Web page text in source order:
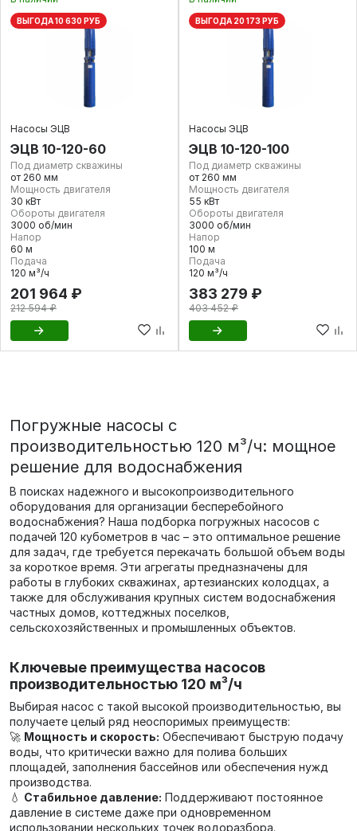
ВЫГОДА 10 630 РУБ
Насосы ЭЦВ
ЭЦВ 10-120-60
Под диаметр скважины
от 260 мм
Мощность двигателя
30 кВт
Обороты двигателя
3000 об/мин
Напор
60 м
Подача
120 м³/ч
201 964 ₽
212 594 ₽
ВЫГОДА 20 173 РУБ
Насосы ЭЦВ
ЭЦВ 10-120-100
Под диаметр скважины
от 260 мм
Мощность двигателя
55 кВт
Обороты двигателя
3000 об/мин
Напор
100 м
Подача
120 м³/ч
383 279 ₽
403 452 ₽
Погружные насосы с
производительностью 120 м³/ч: мощное
решение для водоснабжения
В поисках надежного и высокопроизводительного
оборудования для организации бесперебойного
водоснабжения? Наша подборка погружных насосов с
подачей 120 кубометров в час – это оптимальное решение
для задач, где требуется перекачать большой объем воды
за короткое время. Эти агрегаты предназначены для
работы в глубоких скважинах, артезианских колодцах, а
также для обслуживания крупных систем водоснабжения
частных домов, коттеджных поселков,
сельскохозяйственных и промышленных объектов.
Ключевые преимущества насосов
производительностью 120 м³/ч
Выбирая насос с такой высокой производительностью, вы
получаете целый ряд неоспоримых преимуществ:
🚀 Мощность и скорость: Обеспечивают быструю подачу
воды, что критически важно для полива больших
площадей, заполнения бассейнов или обеспечения нужд
производства.
💧 Стабильное давление: Поддерживают постоянное
давление в системе даже при одновременном
использовании нескольких точек водоразбора.